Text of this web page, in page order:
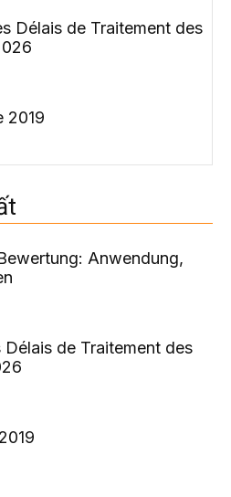
Délais de Traitement des
2019
Anwendung,
Délais de Traitement des